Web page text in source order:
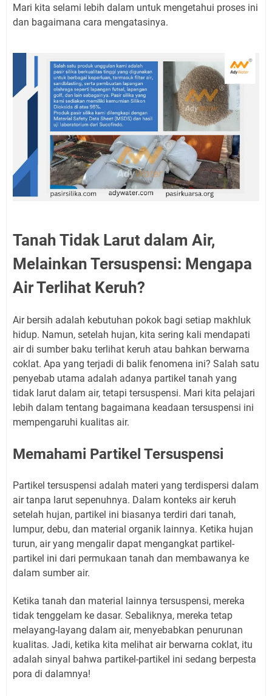
Mari kita selami lebih dalam untuk mengetahui proses ini
dan bagaimana cara mengatasinya.
Tanah Tidak Larut dalam Air,
Melainkan Tersuspensi: Mengapa
Air Terlihat Keruh?
Air bersih adalah kebutuhan pokok bagi setiap makhluk
hidup. Namun, setelah hujan, kita sering kali mendapati
air di sumber baku terlihat keruh atau bahkan berwarna
coklat. Apa yang terjadi di balik fenomena ini? Salah satu
penyebab utama adalah adanya partikel tanah yang
tidak larut dalam air, tetapi tersuspensi. Mari kita pelajari
lebih dalam tentang bagaimana keadaan tersuspensi ini
mempengaruhi kualitas air.
Memahami Partikel Tersuspensi
Partikel tersuspensi adalah materi yang terdispersi dalam
air tanpa larut sepenuhnya. Dalam konteks air keruh
setelah hujan, partikel ini biasanya terdiri dari tanah,
lumpur, debu, dan material organik lainnya. Ketika hujan
turun, air yang mengalir dapat mengangkat partikel-
partikel ini dari permukaan tanah dan membawanya ke
dalam sumber air.
Ketika tanah dan material lainnya tersuspensi, mereka
tidak tenggelam ke dasar. Sebaliknya, mereka tetap
melayang-layang dalam air, menyebabkan penurunan
kualitas. Jadi, ketika kita melihat air berwarna coklat, itu
adalah sinyal bahwa partikel-partikel ini sedang berpesta
pora di dalamnya!